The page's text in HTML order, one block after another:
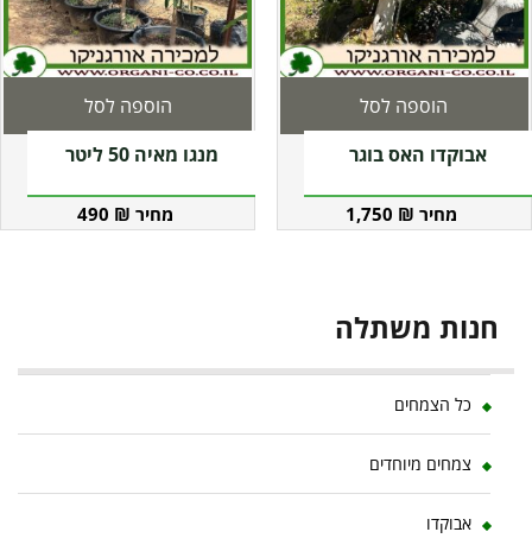
אבוקדו האס בוגר
1,750 ₪
הוספה לסל
מנגו מאיה 50 ליטר
490 ₪
הוספה לסל
חנות משתלה
כל הצמחים
צמחים מיוחדים
אבוקדו